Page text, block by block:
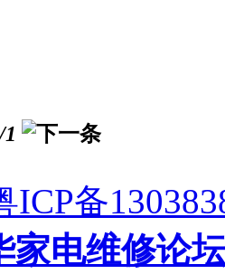
/1
ICP备
家电维修论